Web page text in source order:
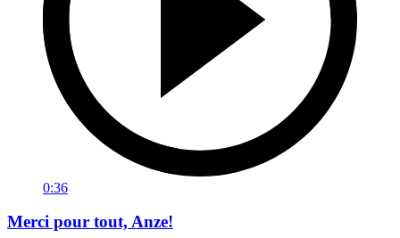
0:36
Merci pour tout, Anze!